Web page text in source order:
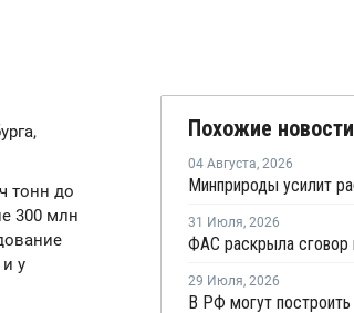
тонн до
300 млн
у
Похожие новости
04 Августа, 2026
31 Июля, 2026
29 Июля, 2026